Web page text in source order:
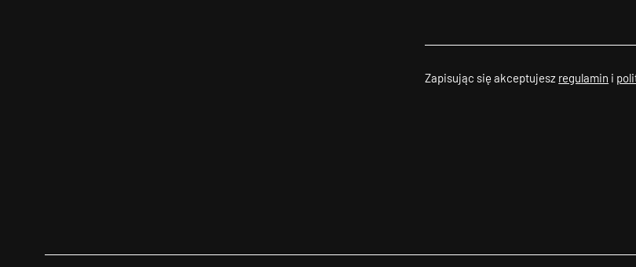
Zapisując się akceptujesz regulamin i